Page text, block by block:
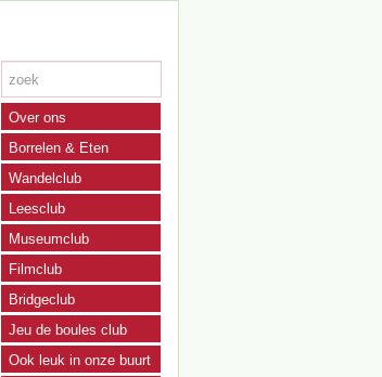
Over ons
Borrelen & Eten
Wandelclub
Leesclub
Museumclub
Filmclub
Bridgeclub
Jeu de boules club
Ook leuk in onze buurt